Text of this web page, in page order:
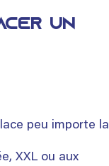
un
peu importe la
XXL ou aux